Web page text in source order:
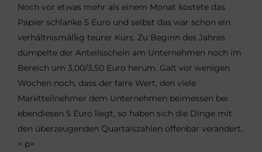
Noch vor etwas mehr als einem Monat kostete das
Papier schlanke 5 Euro und selbst das war schon ein
verhältnismäßig teurer Kurs. Zu Beginn des Jahres
dümpelte der Anteilsschein am Unternehmen noch im
Bereich um 3,00/3,50 Euro herum. Galt vor wenigen
Wochen noch, dass der faire Wert, den viele
Marktteilnehmer dem Unternehmen beimessen bei
ebendiesen 5 Euro liegt, so haben sich die Dinge mit
den überzeugenden Quartalszahlen offenbar verändert.
< p>